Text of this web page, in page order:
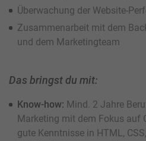
Überwachung der Website-
Zusammenarbeit mit dem
und dem Marketingteam
Das bringst du mit:
Know-how: Mind. 2 Jahre
Marketing mit dem Fokus auf
gute Kenntnisse in HTML,